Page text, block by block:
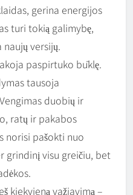
gerina energijos
turi tokią galimybę,
versijų.
paspirtuko būklę.
tausoja
duobių ir
ratų ir pakabos
norisi pašokti nuo
grindinį visu greičiu, bet
kiekvieną važiavimą –